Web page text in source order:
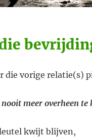
die vorige relatie(s)
meer overheen te
kwijt blijven,